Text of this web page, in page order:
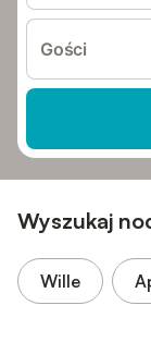
Gości
Wyszukaj
Wille